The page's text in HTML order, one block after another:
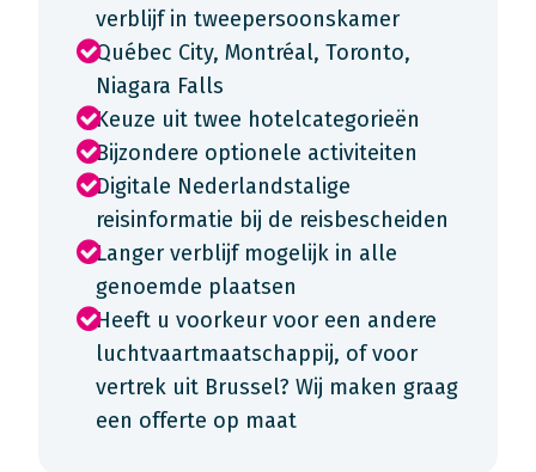
verblijf in tweepersoonskamer
Québec City, Montréal, Toronto,
Niagara Falls
Keuze uit twee hotelcategorieën
Bijzondere optionele activiteiten
Digitale Nederlandstalige
reisinformatie bij de reisbescheiden
Langer verblijf mogelijk in alle
genoemde plaatsen
Heeft u voorkeur voor een andere
luchtvaartmaatschappij, of voor
vertrek uit Brussel? Wij maken graag
een offerte op maat